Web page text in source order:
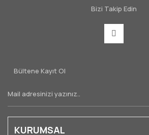
Bizi Takip Edin
Bültene Kayıt Ol
KURUMSAL